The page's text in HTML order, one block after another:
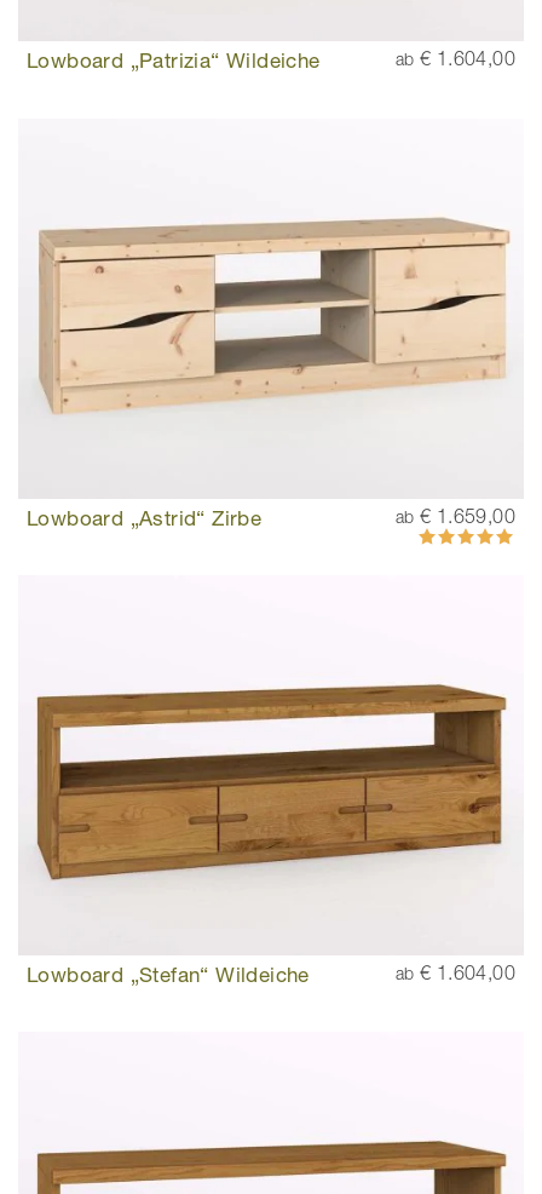
Lowboard „Patrizia“ Wildeiche ab € 1.604,00
Lowboard „Astrid“ Zirbe ab € 1.659,00
Bewertung:
100%
Lowboard „Stefan“ Wildeiche ab € 1.604,00